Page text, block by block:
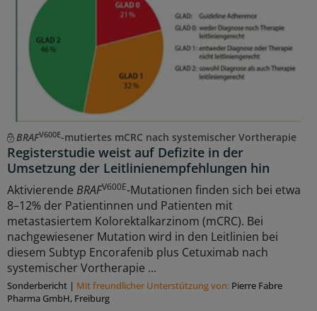
BRAFV600E-mutiertes mCRC nach systemischer Vortherapie
Registerstudie weist auf Defizite in der
Umsetzung der Leitlinienempfehlungen hin
Aktivierende BRAFV600E-Mutationen finden sich bei etwa
8–12% der Patientinnen und Patienten mit
metastasiertem Kolorektalkarzinom (mCRC). Bei
nachgewiesener Mutation wird in den Leitlinien bei
diesem Subtyp Encorafenib plus Cetuximab nach
systemischer Vortherapie ...
Sonderbericht | Mit freundlicher Unterstützung von: Pierre Fabre
Pharma GmbH, Freiburg